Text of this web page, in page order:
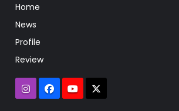
Home
News
Profile
Review